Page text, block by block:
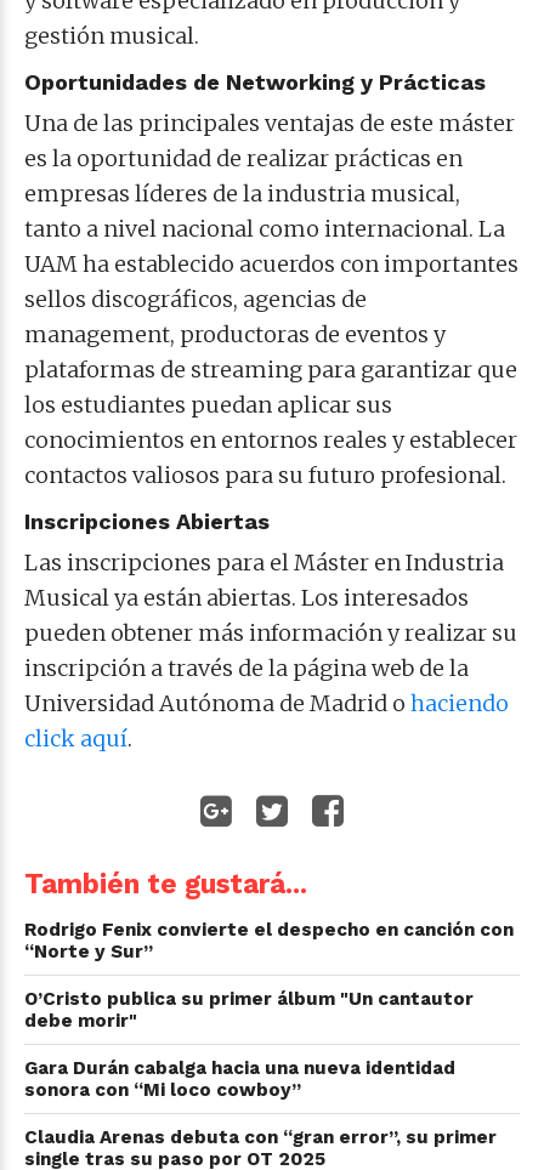
gestión musical.
Oportunidades de Networking y Prácticas
Una de las principales ventajas de este máster
es la oportunidad de realizar prácticas en
empresas líderes de la industria musical,
tanto a nivel nacional como internacional. La
UAM ha establecido acuerdos con importantes
sellos discográficos, agencias de
management, productoras de eventos y
plataformas de streaming para garantizar que
los estudiantes puedan aplicar sus
conocimientos en entornos reales y establecer
contactos valiosos para su futuro profesional.
Inscripciones Abiertas
Las inscripciones para el Máster en Industria
Musical ya están abiertas. Los interesados
pueden obtener más información y realizar su
inscripción a través de la página web de la
Universidad Autónoma de Madrid o haciendo
click aquí.
También te gustará...
Rodrigo Fenix convierte el despecho en canción con
“Norte y Sur”
O’Cristo publica su primer álbum "Un cantautor
debe morir"
Gara Durán cabalga hacia una nueva identidad
sonora con “Mi loco cowboy”
Claudia Arenas debuta con “gran error”, su primer
single tras su paso por OT 2025